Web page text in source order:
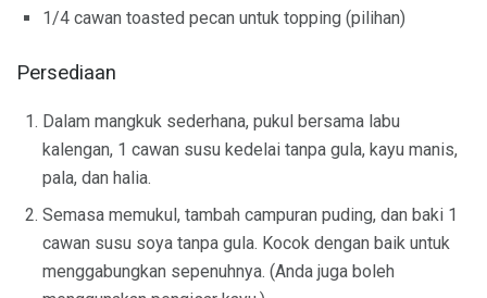
1/4 cawan toasted pecan untuk topping (pilihan)
Persediaan
Dalam mangkuk sederhana, pukul bersama labu
kalengan, 1 cawan susu kedelai tanpa gula, kayu manis,
pala, dan halia.
Semasa memukul, tambah campuran puding, dan baki 1
cawan susu soya tanpa gula. Kocok dengan baik untuk
menggabungkan sepenuhnya. (Anda juga boleh